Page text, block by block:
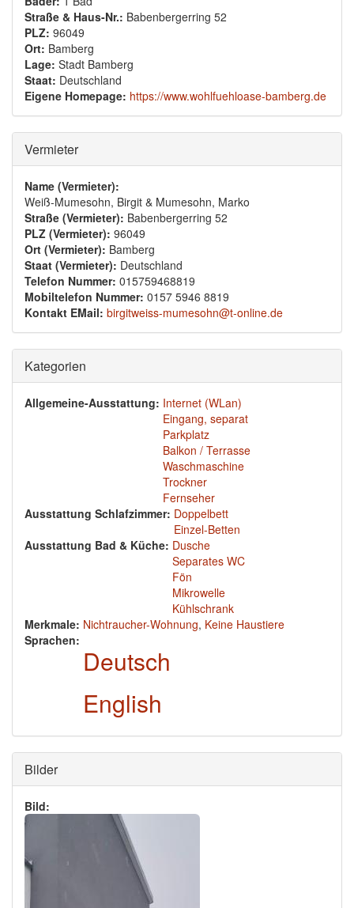
Straße & Haus-Nr.: Babenbergerring 52
PLZ: 96049
Ort: Bamberg
Lage: Stadt Bamberg
Staat: Deutschland
Eigene Homepage: https://www.wohlfuehloase-bamberg.de
Ausblenden
Vermieter
Name (Vermieter):
Weiß-Mumesohn, Birgit & Mumesohn, Marko
Straße (Vermieter): Babenbergerring 52
PLZ (Vermieter): 96049
Ort (Vermieter): Bamberg
Staat (Vermieter): Deutschland
Telefon Nummer: 015759468819
Mobiltelefon Nummer: 0157 5946 8819
Kontakt EMail: birgitweiss-mumesohn@t-online.de
Ausblenden
Kategorien
Allgemeine-Ausstattung: Internet (WLan)
Eingang, separat
Parkplatz
Balkon / Terrasse
Waschmaschine
Trockner
Fernseher
Ausstattung Schlafzimmer: Doppelbett
Einzel-Betten
Ausstattung Bad & Küche: Dusche
Separates WC
Fön
Mikrowelle
Kühlschrank
Merkmale: Nichtraucher-Wohnung, Keine Haustiere
Sprachen:
Deutsch
English
Ausblenden
Bilder
Bild: